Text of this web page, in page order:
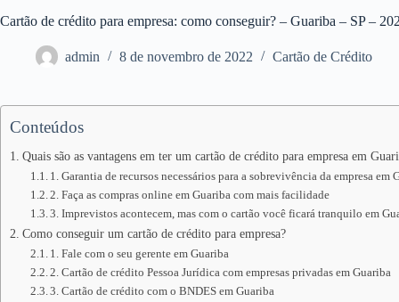
Cartão de crédito para empresa: como conseguir? – Guariba – SP –
admin 8 de novembro de 2022 Cartão de Crédito
Conteúdos
Quais são as vantagens em ter um cartão de crédito para empresa em
1. Garantia de recursos necessários para a sobrevivência da empresa em
2. Faça as compras online em Guariba com mais facilidade
3. Imprevistos acontecem, mas com o cartão você ficará tranquilo em
Como conseguir um cartão de crédito para empresa?
1. Fale com o seu gerente em Guariba
2. Cartão de crédito Pessoa Jurídica com empresas privadas em Guariba
3. Cartão de crédito com o BNDES em Guariba